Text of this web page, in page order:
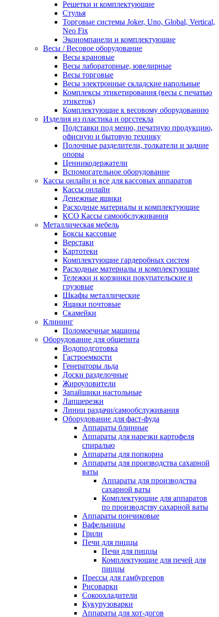
Решетки и комплектующие
Стулья
Торговые системы Joker, Uno, Global, Vertical,
Neo Fix
Экономпанели и комплектующие
Весы / Весовое оборудование
Весы крановые
Весы лабораторные, ювелирные
Весы торговые
Весы электронные складские напольные
Комплексы этикетирования (весы с печатью
этикеток)
Комплектующие к весовому оборудованию
Изделия из пластика и оргстекла
Подставки под меню, печатную продукцию,
офисную и бытовую технику
Полочные разделители, толкатели и задние
опоры
Ценникодержатели
Вспомогательное оборудование
Кассы онлайн и все для кассовых аппаратов
Кассы онлайн
Денежные ящики
Расходные материалы и комплектующие
КСО Кассы самообслуживания
Металлическая мебель
Боксы кассовые
Верстаки
Картотеки
Комплектующие гардеробных систем
Расходные материалы и комплектующие
Тележки и корзинки покупательские и
грузовые
Шкафы металлические
Ящики почтовые
Скамейки
Клининг
Поломоечные машины
Оборудование для общепита
Водоподготовка
Гастроемкости
Генераторы льда
Доски разделочные
Жироуловители
Запайщики настольные
Лапшерезки
Линии раздачи/самообслуживания
Оборудование для фаст-фуда
Аппараты блинные
Аппараты для нарезки картофеля
спиралью
Аппараты для попкорна
Аппараты для производства сахарной
ваты
Аппараты для производства
сахарной ваты
Комплектующие для аппаратов
по производству сахарной ваты
Аппараты пончиковые
Вафельницы
Грили
Печи для пиццы
Печи для пиццы
Комплектующие для печей для
пиццы
Прессы для гамбургеров
Рисоварки
Сокоохладители
Кукурузоварки
Аппараты для хот-догов